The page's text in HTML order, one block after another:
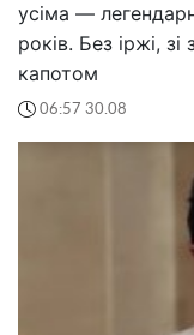
усіма —
років. Без іржі,
капотом
06:57 30.08